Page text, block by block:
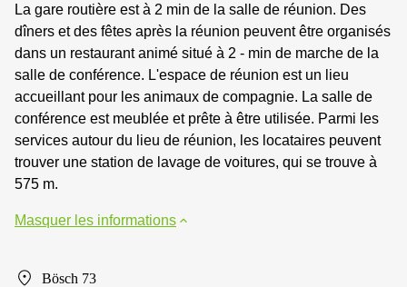
La gare routière est à 2 min de la salle de réunion. Des
dîners et des fêtes après la réunion peuvent être organisés
dans un restaurant animé situé à 2 - min de marche de la
salle de conférence. L'espace de réunion est un lieu
accueillant pour les animaux de compagnie. La salle de
conférence est meublée et prête à être utilisée. Parmi les
services autour du lieu de réunion, les locataires peuvent
trouver une station de lavage de voitures, qui se trouve à
575 m.
Masquer les informations
Bösch 73